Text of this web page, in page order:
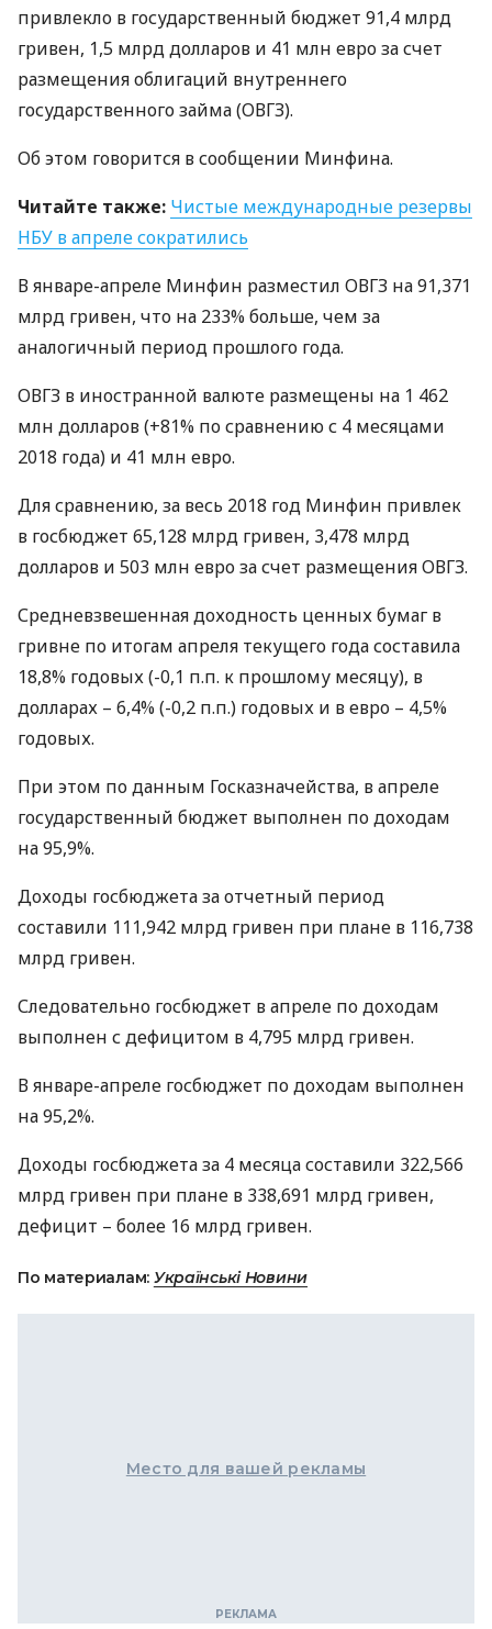
привлекло в государственный бюджет 91,4 млрд
гривен, 1,5 млрд долларов и 41 млн евро за счет
размещения облигаций внутреннего
государственного займа (ОВГЗ).
Об этом говорится в сообщении Минфина.
Читайте также: Чистые международные резервы
НБУ в апреле сократились
В январе-апреле Минфин разместил ОВГЗ на 91,371
млрд гривен, что на 233% больше, чем за
аналогичный период прошлого года.
ОВГЗ в иностранной валюте размещены на 1 462
млн долларов (+81% по сравнению с 4 месяцами
2018 года) и 41 млн евро.
Для сравнению, за весь 2018 год Минфин привлек
в госбюджет 65,128 млрд гривен, 3,478 млрд
долларов и 503 млн евро за счет размещенияОВГЗ.
Средневзвешенная доходность ценных бумаг в
гривне по итогам апреля текущего года составила
18,8% годовых (-0,1 п.п. к прошлому месяцу), в
долларах – 6,4% (-0,2 п.п.) годовых и в евро – 4,5%
годовых.
При этом по данным Госказначейства, в апреле
государственный бюджет выполнен по доходам
на 95,9%.
Доходы госбюджета за отчетный период
составили 111,942 млрд гривен при плане в 116,738
млрд гривен.
Следовательно госбюджет в апреле по доходам
выполнен с дефицитом в 4,795 млрд гривен.
В январе-апреле госбюджет по доходам выполнен
на 95,2%.
Доходы госбюджета за 4 месяца составили 322,566
млрд гривен при плане в 338,691 млрд гривен,
дефицит – более 16 млрд гривен.
По материалам: Українські Новини
Место для вашей рекламы